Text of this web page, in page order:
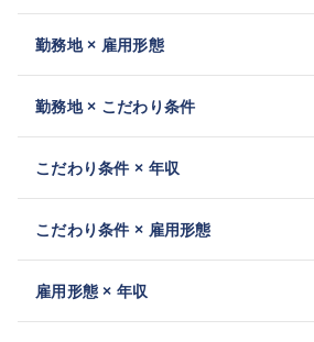
勤務地 × 雇用形態
勤務地 × こだわり条件
こだわり条件 × 年収
こだわり条件 × 雇用形態
雇用形態 × 年収